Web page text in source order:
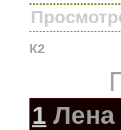
К2
1 Лена